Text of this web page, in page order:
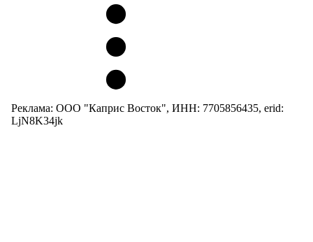
Реклама: ООО "Каприс Восток", ИНН: 7705856435, erid:
LjN8K34jk